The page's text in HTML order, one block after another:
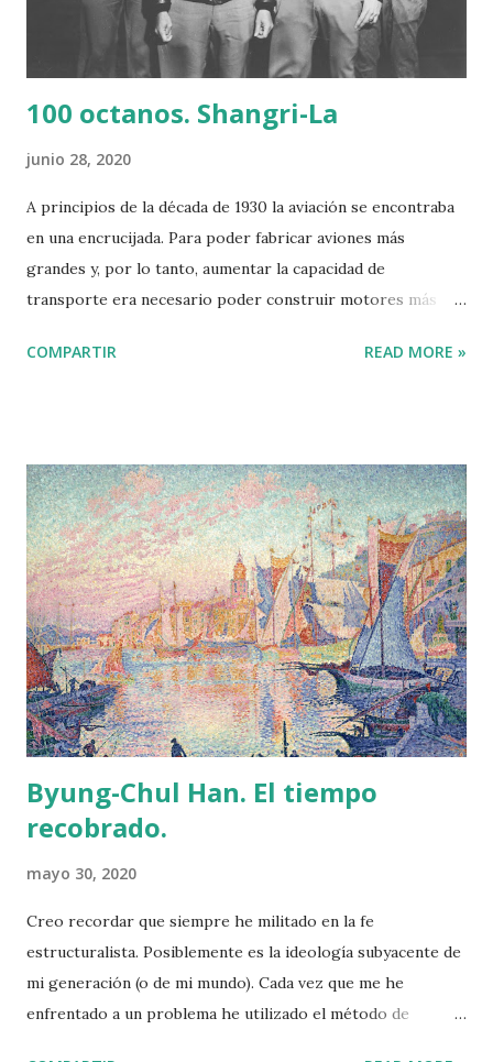
provocaron que Kennedy intentara boicotear sus crónicas
para el NYT. Korean War Veterans M...
100 octanos. Shangri-La
junio 28, 2020
A principios de la década de 1930 la aviación se encontraba
en una encrucijada. Para poder fabricar aviones más
grandes y, por lo tanto, aumentar la capacidad de
transporte era necesario poder construir motores más
1993), piloto militar y doctor en Ingeniería Aeronáutica (el
activo en 1930. Fue contratado por la Shell Oil Co. como
gerente de la división de Aviación. Logró que la Shell
investigara y empezara a producir gasolina de 100 octanos
(que permitiría una mayor potencia). En aquellos años
Doolittle consiguió que esta gasolina de aviación estuviera
disponible antes de que se fabricaran motores que pudieran
usarla. En 1933 realizó un viaje por todo el mundo mediante
el que conoció, de primera mano, los grandes avances en
aviación (militar y civil) que se est...
COMPARTIR READ MORE »
Byung-Chul Han. El tiempo
recobrado.
mayo 30, 2020
Creo recordar que siempre he militado en la fe
estructuralista. Posiblemente es la ideología subyacente de
mi generación (o de mi mundo). Cada vez que me he
enfrentado a un problema he utilizado el método de